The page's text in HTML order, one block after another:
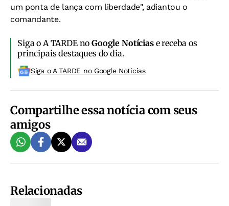
um ponta de lança com liberdade", adiantou o
comandante.
Siga o A TARDE noGoogle Notíciase receba os
principais destaques do dia.
Siga o A TARDE no Google Noticias
Compartilhe essa notícia com seus
amigos
Relacionadas